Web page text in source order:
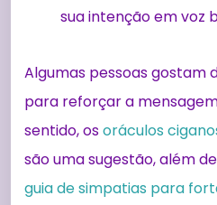
sua intenção em voz
Algumas pessoas gostam
para reforçar a
sentido, osoráculos
são uma sugestão, além
guia de simpatias para